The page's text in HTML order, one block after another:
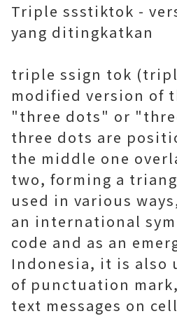
Triple ssstiktok -
yang ditingkatkan
triple ssign tok
modified version of
"three dots" or
three dots are
the middle one
two, forming a
used in various
an international
code and as an
Indonesia, it is also
of punctuation
text messages on